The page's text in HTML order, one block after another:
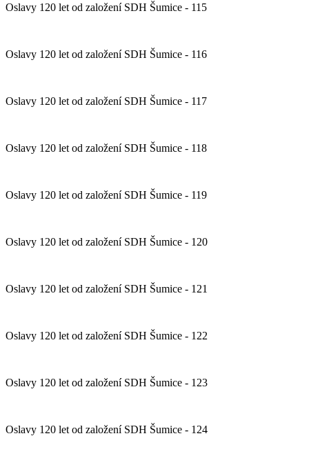
Oslavy 120 let od založení SDH Šumice - 115
Oslavy 120 let od založení SDH Šumice - 116
Oslavy 120 let od založení SDH Šumice - 117
Oslavy 120 let od založení SDH Šumice - 118
Oslavy 120 let od založení SDH Šumice - 119
Oslavy 120 let od založení SDH Šumice - 120
Oslavy 120 let od založení SDH Šumice - 121
Oslavy 120 let od založení SDH Šumice - 122
Oslavy 120 let od založení SDH Šumice - 123
Oslavy 120 let od založení SDH Šumice - 124